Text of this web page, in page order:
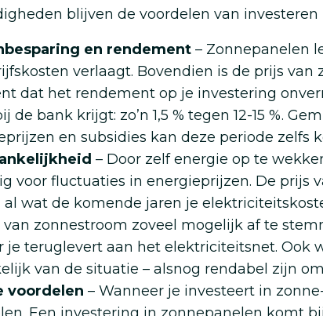
blijven de voordelen van
en rendement – Zonnepanelen
verlaagt. Bovendien is de prijs
dat het rendement op je investering
de bank krijgt: zo’n 1,5 % tegen 12-15 %.
en subsidies kan deze periode zelfs
– Door zelf energie op te
voor fluctuaties in energieprijzen. De prijs
al wat de komende jaren je
zonnestroom zoveel mogelijk af te
je teruglevert aan het elektriciteitsnet. Ook
van de situatie – alsnog rendabel zijn
voordelen – Wanneer je investeert in